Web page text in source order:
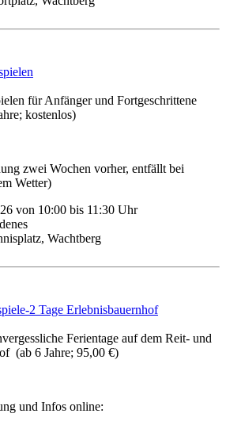
für Anfänger und Fortgeschrittene
kostenlos)
zwei Wochen vorher, entfällt bei
Wetter)
von 10:00 bis 11:30 Uhr
Wachtberg
2 Tage Erlebnisbauernhof
Ferientage auf dem Reit- und
(ab 6 Jahre; 95,00 €)
und Infos online: